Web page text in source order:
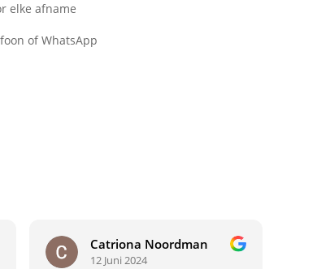
elke afname
of WhatsApp
Catriona Noordman
12 Juni 2024